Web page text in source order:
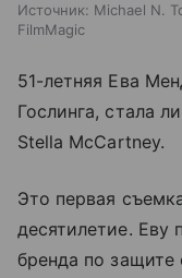
Источник: Michael N.
FilmMagic
51-летняя Ева
Гослинга, стала
Stella McCartney.
Это первая
десятилетие. Еву
бренда по